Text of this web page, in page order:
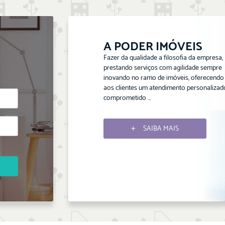
A PODER IMÓVEIS
Fazer da qualidade a filosofia da empresa,
prestando serviços com agilidade sempre
inovando no ramo de imóveis, oferecendo
aos clientes um atendimento
comprometido ...
SAIBA MAIS